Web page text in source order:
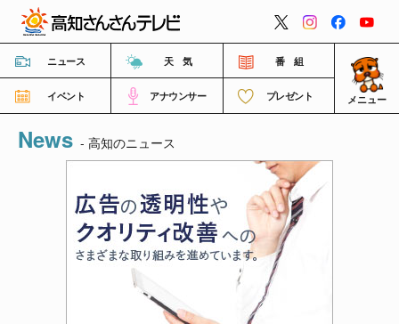
ニュース 天 気 番 組
イベント アナウンサー プレゼント メニュー
高知さんさんテレビについて
イベント情報
FNNビデオポスト（投稿）
News - 高知のニュース